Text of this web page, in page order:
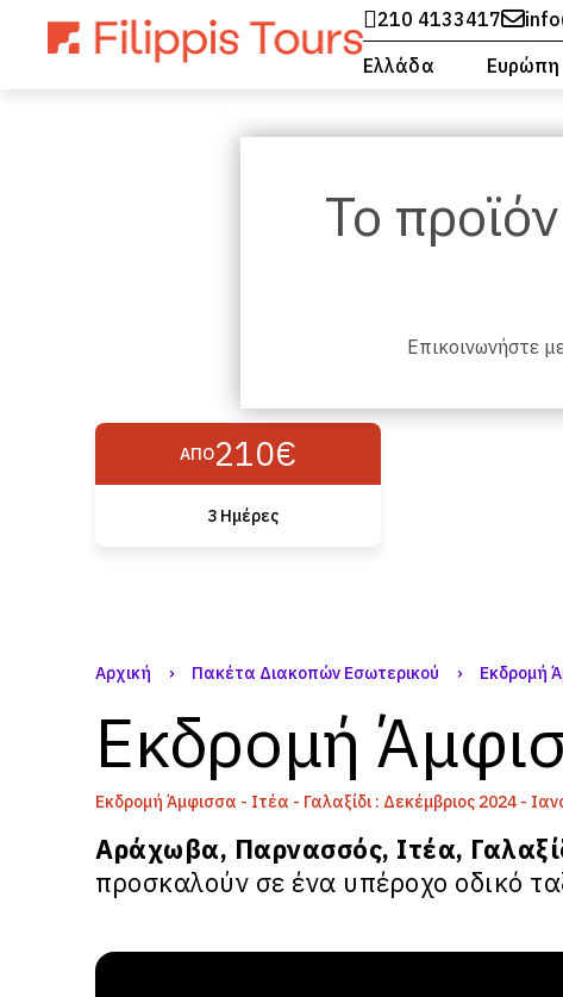
210 4133417
Ελλάδα
Ευρώπη
Το
Επικοινωνήστε
ΑΠΌ210€
3 Ημέρες
Αρχική › Πακέτα Διακοπών Εσωτερικού › Εκδρομή
Εκδρομή
Εκδρομή Άμφισσα - Ιτέα - Γαλαξίδι : Δεκέμβριος 2024 -
Αράχωβα, Παρνασσός, Ιτέα,
προσκαλούν σε ένα υπέροχο οδικό